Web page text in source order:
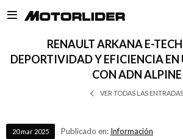

RENAULT ARKANA E-
DEPORTIVIDAD Y EFICIENCIA EN
CON ADN ALPINE
VER TODAS LAS ENTRADAS
20 mar 2025 Publicado en: Información